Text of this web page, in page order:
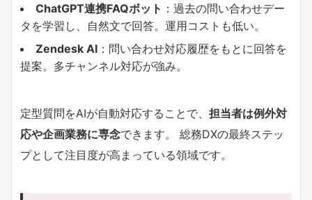
ChatGPT連携FAQボット ：過去の問い合わせデー
タを学習し、自然文で回答。運用コストも低い。
Zendesk AI ：問い合わせ対応履歴をもとに回答を
提案。多チャンネル対応が強み。
定型質問をAIが自動対応することで、 担当者は例外対
応や企画業務に専念できます。 総務DXの最終ステッ
プとして注目度が高まっている領域です。